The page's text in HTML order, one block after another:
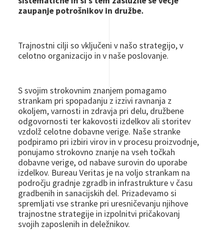
zaupanje potrošnikov in družbe.
Trajnostni cilji so vključeni v našo strategijo, v
celotno organizacijo in v naše poslovanje.
S svojim strokovnim znanjem pomagamo
strankam pri spopadanju z izzivi ravnanja z
okoljem, varnosti in zdravja pri delu, družbene
odgovornosti ter kakovosti izdelkov ali storitev
vzdolž celotne dobavne verige. Naše stranke
podpiramo pri izbiri virov in v procesu proizvodnje,
ponujamo strokovno znanje na vseh točkah
dobavne verige, od nabave surovin do uporabe
izdelkov. Bureau Veritas je na voljo strankam na
področju gradnje zgradb in infrastrukture v času
gradbenih in sanacijskih del. Prizadevamo si
spremljati vse stranke pri uresničevanju njihove
trajnostne strategije in izpolnitvi pričakovanj
svojih zaposlenih in deležnikov.